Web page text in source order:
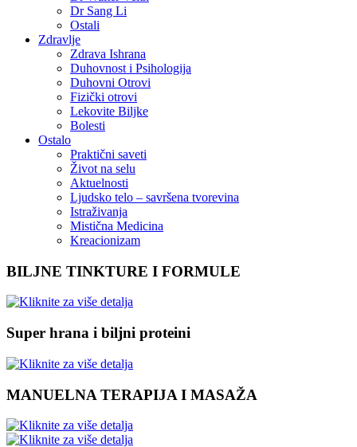
Dr Sang Li
Ostali
Zdravlje
Zdrava Ishrana
Duhovnost i Psihologija
Duhovni Otrovi
Fizički otrovi
Lekovite Biljke
Bolesti
Ostalo
Praktični saveti
Život na selu
Aktuelnosti
Ljudsko telo – savršena tvorevina
Istraživanja
Mistična Medicina
Kreacionizam
BILJNE TINKTURE I FORMULE
Super hrana i biljni proteini
MANUELNA TERAPIJA I MASAŽA